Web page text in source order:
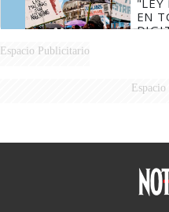
EN
Espacio Publicitario